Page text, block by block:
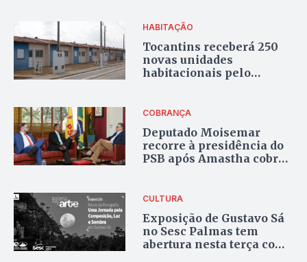
HABITAÇÃO
Tocantins receberá 250
novas unidades
habitacionais pelo
COBRANÇA
Deputado Moisemar
recorre à presidência do
PSB após Amastha cobrá-
CULTURA
Exposição de Gustavo Sá
no Sesc Palmas tem
abertura nesta terça com